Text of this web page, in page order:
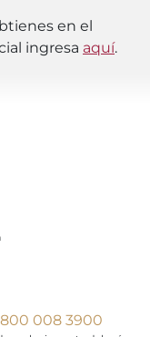
en el
ingresa aquí.
800 008 3900